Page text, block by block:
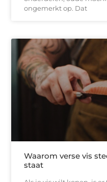
ongemerkt op. Dat
Waarom verse vis
staat